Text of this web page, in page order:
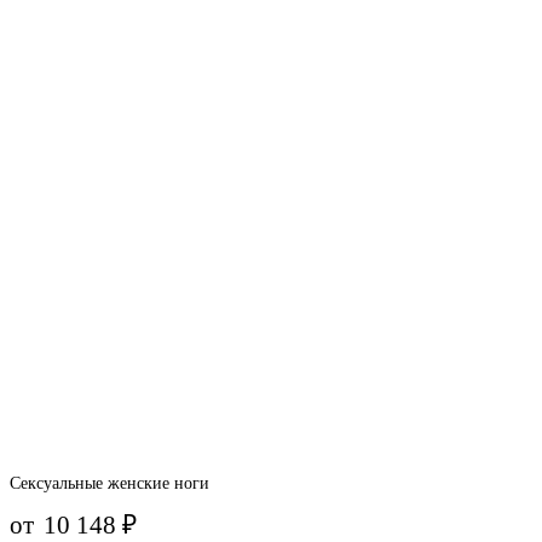
Сексуальные женские ноги
от 10 148₽